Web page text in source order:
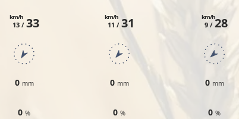
13 /
km/h 33
0 mm
0%
11 /
km/h 31
0 mm
0%
9 /
km/h28
0 mm
0%